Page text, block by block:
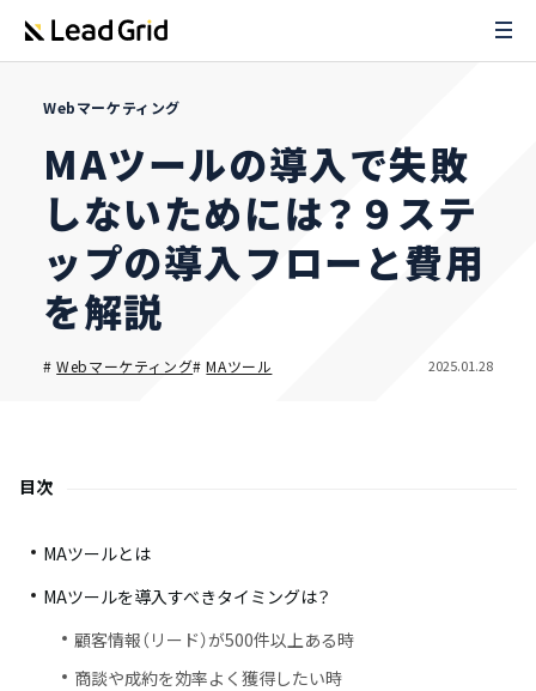
Webマーケティング
MAツールの導入で失敗
しないためには？９ステ
ップの導入フローと費用
を解説
#Webマーケティング#MAツール 2025.01.28
目次
MAツールとは
MAツールを導入すべきタイミングは？
顧客情報（リード）が500件以上ある時
商談や成約を効率よく獲得したい時